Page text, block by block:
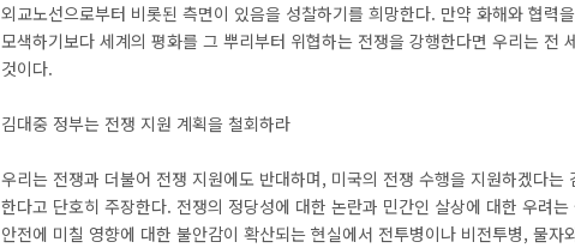
외교노선으로부터 비롯된 측면이 있음을 성찰하기를 희망한다. 만약 화해와 협력
모색하기보다 세계의 평화를 그 뿌리부터 위협하는 전쟁을 강행한다면 우리는 전
것이다.
김대중 정부는 전쟁 지원 계획을 철회하라
우리는 전쟁과 더불어 전쟁 지원에도 반대하며, 미국의 전쟁 수행을 지원하겠다는
한다고 단호히 주장한다. 전쟁의 정당성에 대한 논란과 민간인 살상에 대한 우려
안전에 미칠 영향에 대한 불안감이 확산되는 현실에서 전투병이나 비전투병, 물자